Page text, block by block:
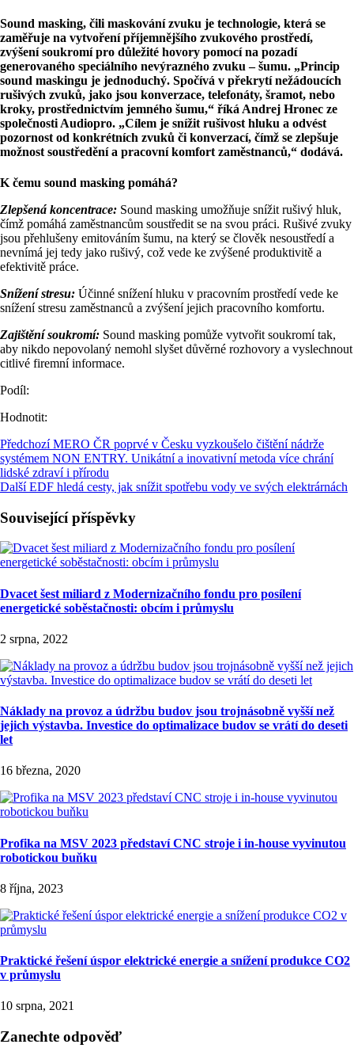
Sound masking, čili maskování zvuku je technologie, která se
zaměřuje na vytvoření příjemnějšího zvukového prostředí,
zvýšení soukromí pro důležité hovory pomocí na pozadí
generovaného speciálního nevýrazného zvuku – šumu. „Princip
sound maskingu je jednoduchý. Spočívá v překrytí nežádoucích
rušivých zvuků, jako jsou konverzace, telefonáty, šramot, nebo
kroky, prostřednictvím jemného šumu,“ říká Andrej Hronec ze
společnosti Audiopro. „Cílem je snížit rušivost hluku a odvést
pozornost od konkrétních zvuků či konverzací, čímž se zlepšuje
možnost soustředění a pracovní komfort zaměstnanců,“ dodává.
K čemu sound masking pomáhá?
Zlepšená koncentrace: Sound masking umožňuje snížit rušivý hluk,
čímž pomáhá zaměstnancům soustředit se na svou práci. Rušivé zvuky
jsou přehlušeny emitováním šumu, na který se člověk nesoustředí a
nevnímá jej tedy jako rušivý, což vede ke zvýšené produktivitě a
efektivitě práce.
Snížení stresu: Účinné snížení hluku v pracovním prostředí vede ke
snížení stresu zaměstnanců a zvýšení jejich pracovního komfortu.
Zajištění soukromí: Sound masking pomůže vytvořit soukromí tak,
aby nikdo nepovolaný nemohl slyšet důvěrné rozhovory a vyslechnout
citlivé firemní informace.
Podíl:
Hodnotit:
Předchozí MERO ČR poprvé v Česku vyzkoušelo čištění nádrže
systémem NON ENTRY. Unikátní a inovativní metoda více chrání
lidské zdraví i přírodu
Další EDF hledá cesty, jak snížit spotřebu vody ve svých elektrárnách
Související příspěvky
Dvacet šest miliard z Modernizačního fondu pro posílení
energetické soběstačnosti: obcím i průmyslu
2 srpna, 2022
Náklady na provoz a údržbu budov jsou trojnásobně vyšší než
jejich výstavba. Investice do optimalizace budov se vrátí do deseti
let
16 března, 2020
Profika na MSV 2023 představí CNC stroje i in-house vyvinutou
robotickou buňku
8 října, 2023
Praktické řešení úspor elektrické energie a snížení produkce CO2
v průmyslu
10 srpna, 2021
Zanechte odpověď